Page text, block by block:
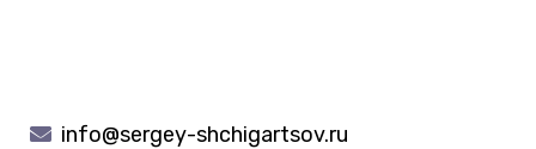
info@sergey-shchigartsov.ru